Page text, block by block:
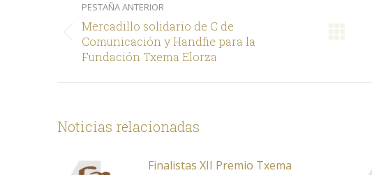
entre
comentarios
PESTAÑA ANTERIOR
Pestaña
anterior
Mercadillo solidario de C de
Comunicación y Handfie para la
Fundación Txema Elorza
Noticias relacionadas
Finalistas XII Premio Txema